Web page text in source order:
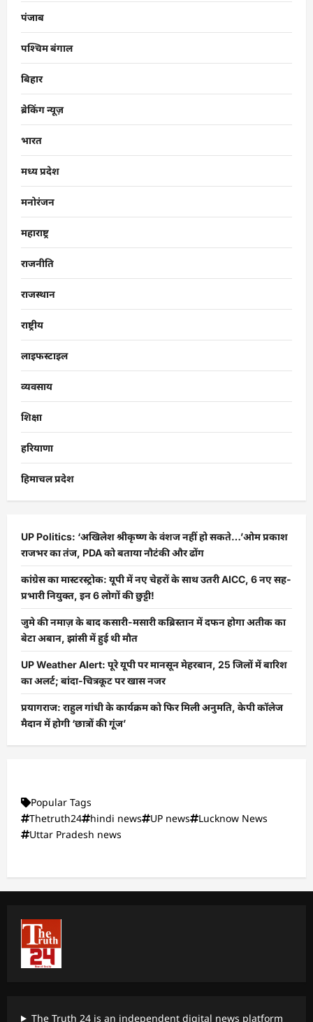
पंजाब
पश्चिम बंगाल
बिहार
ब्रेकिंग न्यूज़
भारत
मध्य प्रदेश
मनोरंजन
महाराष्ट्र
राजनीति
राजस्थान
राष्ट्रीय
लाइफस्टाइल
व्यवसाय
शिक्षा
हरियाणा
हिमाचल प्रदेश
UP Politics: ‘अखिलेश श्रीकृष्ण के वंशज नहीं हो सकते…’ओम प्रकाश
राजभर का तंज, PDA को बताया नौटंकी और ढोंग
कांग्रेस का मास्टरस्ट्रोक: यूपी में नए चेहरों के साथ उतरी AICC, 6 नए सह-
प्रभारी नियुक्त, इन 6 लोगों की छुट्टी!
जुमे की नमाज़ के बाद कसारी-मसारी कब्रिस्तान में दफन होगा अतीक का
बेटा अबान, झांसी में हुई थी मौत
UP Weather Alert: पूरे यूपी पर मानसून मेहरबान, 25 जिलों में बारिश
का अलर्ट; बांदा-चित्रकूट पर खास नजर
प्रयागराज: राहुल गांधी के कार्यक्रम को फिर मिली अनुमति, केपी कॉलेज
मैदान में होगी ‘छात्रों की गूंज’
Popular Tags
Thetruth24
hindi news UP news
Lucknow News
Uttar Pradesh news
The Truth 24 is an independent digital news platform